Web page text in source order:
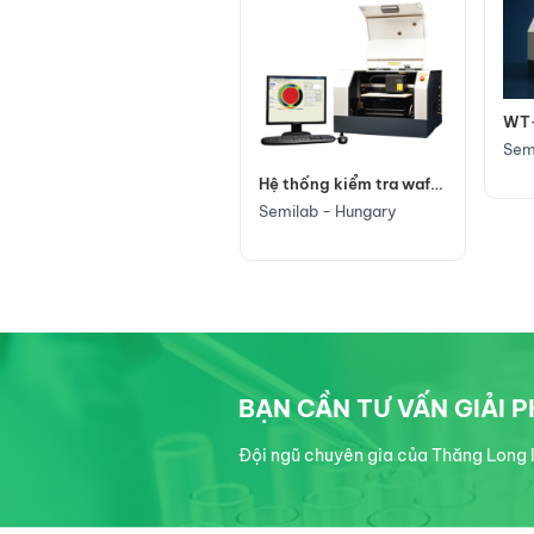
Hệ thống kiểm tra wafer
để bàn đa năng, WT-
Semilab - Hungary
BẠN CẦN TƯ VẤN GIẢI
Đội ngũ chuyên gia của Thăng Long